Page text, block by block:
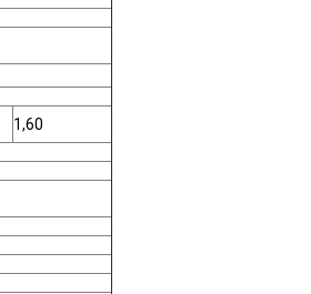
1,60